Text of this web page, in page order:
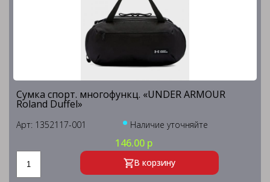
Сумка спорт. многофункц. «UNDER ARMOUR
Roland Duffel»
Арт: 1352117-001 Наличие уточняйте
146.00 р
В корзину